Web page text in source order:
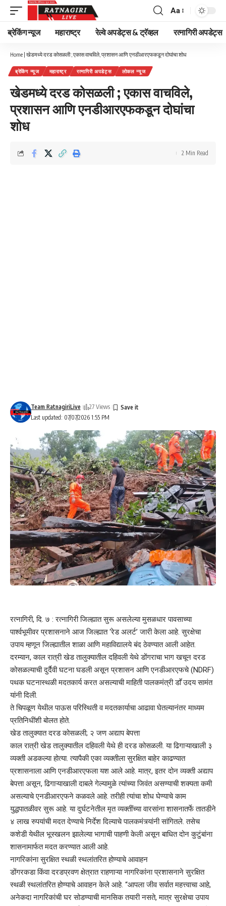
Font
Resizer
Aa
ब्रेकिंग न्यूज महाराष्ट्र रेल्वे अपडेट्स & ट्रॅव्हल रत्नागिरी अपडेट्स
Home | खेडमध्ये दरड कोसळली ; एकास वाचविले, प्रशासन आणि एनडीआरएफकडून दोघांचा शोध
ब्रेकिंग न्यूज महाराष्ट्र रत्नागिरी अपडेट्स लोकल न्यूज
खेडमध्ये दरड कोसळली ; एकास वाचविले,
प्रशासन आणि एनडीआरएफकडून दोघांचा
शोध
Last updated: 07/07/2026 1:55 PM
Team RatnagiriLive 27 Views
2 Min Read
रत्नागिरी, दि. ७ : रत्नागिरी जिल्ह्यात सुरू असलेल्या मुसळधार पावसाच्या
पार्श्वभूमीवर प्रशासनाने आज जिल्ह्यात ‘रेड अलर्ट’ जारी केला आहे. सुरक्षेचा
उपाय म्हणून जिल्ह्यातील शाळा आणि महाविद्यालये बंद ठेवण्यात आली आहेत.
दरम्यान, काल रात्री खेड तालुक्यातील दहिवली येथे डोंगराचा भाग खचून दरड
कोसळल्याची दुर्दैवी घटना घडली असून प्रशासन आणि एनडीआरएफचे (NDRF)
पथक घटनास्थळी मदतकार्य करत असल्याची माहिती पालकमंत्री डाॕ उदय सामंत
यांनी दिली.
ते चिपळूण येथील पाऊस परिस्थिती व मदतकार्याचा आढावा घेतल्यानंतर माध्यम
प्रतिनिधींशी बोलत होते.
खेड तालुक्यात दरड कोसळली; २ जण अद्याप बेपत्ता
काल रात्री खेड तालुक्यातील दहिवली येथे ही दरड कोसळली. या ढिगाऱ्याखाली ३
व्यक्ती अडकल्या होत्या. त्यापैकी एका व्यक्तीला सुरक्षित बाहेर काढण्यात
प्रशासनाला आणि एनडीआरएफला यश आले आहे. मात्र, इतर दोन व्यक्ती अद्याप
बेपत्ता असून, ढिगाऱ्याखाली दाबले गेल्यामुळे त्यांच्या जिवंत असण्याची शक्यता कमी
असल्याचे एनडीआरएफने कळवले आहे. तरीही त्यांचा शोध घेण्याचे काम
युद्धपातळीवर सुरू आहे. या दुर्घटनेतील मृत व्यक्तींच्या वारसांना शासनातर्फे तातडीने
४ लाख रुपयांची मदत देण्याचे निर्देश दिल्याचे पालकमंत्र्यांनी सांगितले. तसेच
कशेडी येथील भूस्खलन झालेल्या भागाची पाहणी केली असून बाधित दोन कुटुंबांना
शासनामार्फत मदत करण्यात आली आहे.
नागरिकांना सुरक्षित स्थळी स्थलांतरित होण्याचे आवाहन
डोंगरकडा किंवा दरडप्रवण क्षेत्रात राहणाऱ्या नागरिकांना प्रशासनाने सुरक्षित
स्थळी स्थलांतरित होण्याचे आवाहन केले आहे. “आपला जीव सर्वात महत्त्वाचा आहे,
अनेकदा नागरिकांची घर सोडण्याची मानसिक तयारी नसते, मात्र सुरक्षेचा उपाय